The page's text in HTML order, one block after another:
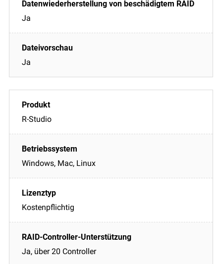
Ja
Ja
R-Studio
Windows, Mac, Linux
Kostenpflichtig
Ja, über 20 Controller